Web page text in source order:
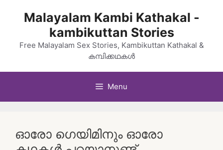
Malayalam Kambi Kathakal -
kambikuttan Stories
Free Malayalam Sex Stories, Kambikuttan Kathakal &
കമ്പിക്കഥകൾ
Menu
ഓരോ ഗെയിമിനും ഓരോ